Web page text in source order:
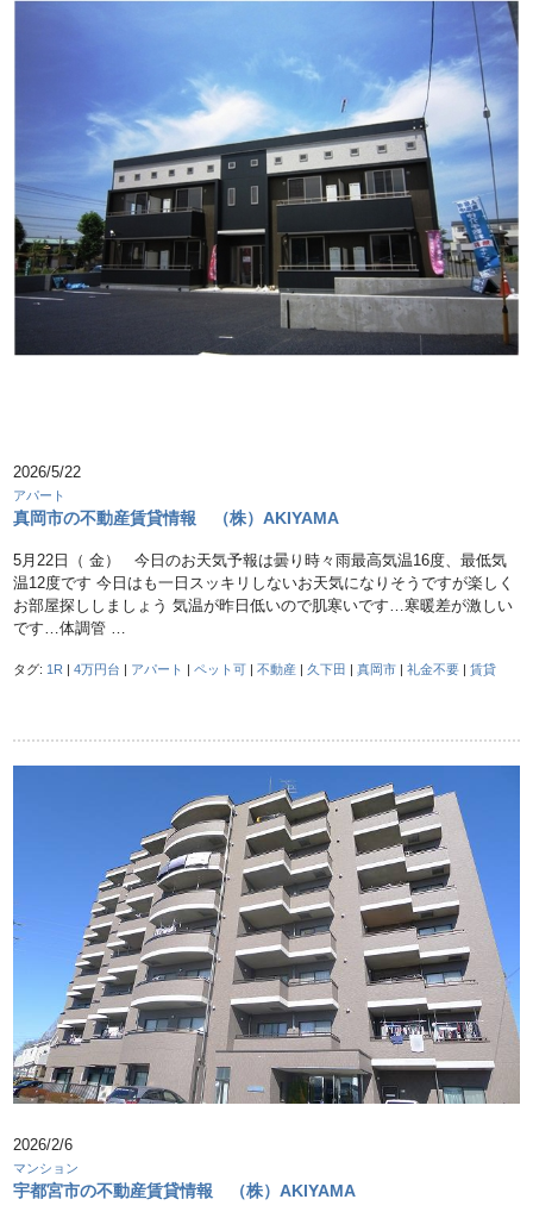
2026/5/22
アパート
真岡市の不動産賃貸情報 （株）AKIYAMA
5月22日（ 金） 今日のお天気予報は曇り時々雨最高気温16度、最低気
温12度です 今日はも一日スッキリしないお天気になりそうですが楽しく
お部屋探ししましょう 気温が昨日低いので肌寒いです…寒暖差が激しい
です…体調管 …
タグ: 1R |4万円台 アパート |ペット可 |不動産 久下田 |真岡市 |礼金不要 |賃貸
2026/2/6
マンション
宇都宮市の不動産賃貸情報 （株）AKIYAMA